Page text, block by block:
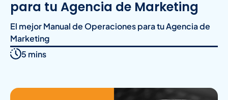
para tu Agencia de Marketing
El mejor Manual de Operaciones para tu Agencia de
Marketing
5 mins